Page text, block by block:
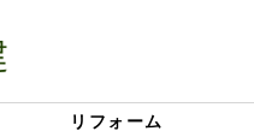
リフォーム